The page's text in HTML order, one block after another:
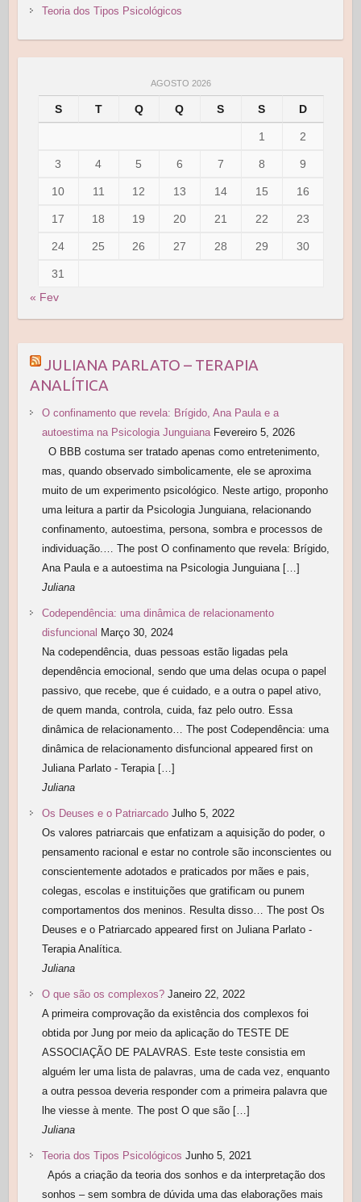
Teoria dos Tipos Psicológicos
AGOSTO 2026
S T Q Q S S D
1 2
3 4 5 6 7 8 9
10 11 12 13 14 15 16
17 18 19 20 21 22 23
24 25 26 27 28 29 30
31
« Fev
JULIANA PARLATO – TERAPIA
ANALÍTICA
O confinamento que revela: Brígido, Ana Paula e a
autoestima na Psicologia Junguiana Fevereiro 5, 2026
O BBB costuma ser tratado apenas como entretenimento,
mas, quando observado simbolicamente, ele se aproxima
muito de um experimento psicológico. Neste artigo, proponho
uma leitura a partir da Psicologia Junguiana, relacionando
confinamento, autoestima, persona, sombra e processos de
individuação.… The post O confinamento que revela: Brígido,
Ana Paula e a autoestima na Psicologia Junguiana […]
Juliana
Codependência: uma dinâmica de relacionamento
disfuncional Março 30, 2024
Na codependência, duas pessoas estão ligadas pela
dependência emocional, sendo que uma delas ocupa o papel
passivo, que recebe, que é cuidado, e a outra o papel ativo,
de quem manda, controla, cuida, faz pelo outro. Essa
dinâmica de relacionamento… The post Codependência: uma
dinâmica de relacionamento disfuncional appeared first on
Juliana Parlato - Terapia […]
Juliana
Os Deuses e o Patriarcado Julho 5, 2022
Os valores patriarcais que enfatizam a aquisição do poder, o
pensamento racional e estar no controle são inconscientes ou
conscientemente adotados e praticados por mães e pais,
colegas, escolas e instituições que gratificam ou punem
comportamentos dos meninos. Resulta disso… The post Os
Deuses e o Patriarcado appeared first on Juliana Parlato -
Terapia Analítica.
Juliana
O que são os complexos? Janeiro 22, 2022
A primeira comprovação da existência dos complexos foi
obtida por Jung por meio da aplicação do TESTE DE
ASSOCIAÇÃO DE PALAVRAS. Este teste consistia em
alguém ler uma lista de palavras, uma de cada vez, enquanto
a outra pessoa deveria responder com a primeira palavra que
lhe viesse à mente. The post O que são […]
Juliana
Teoria dos Tipos Psicológicos Junho 5, 2021
Após a criação da teoria dos sonhos e da interpretação dos
sonhos – sem sombra de dúvida uma das elaborações mais